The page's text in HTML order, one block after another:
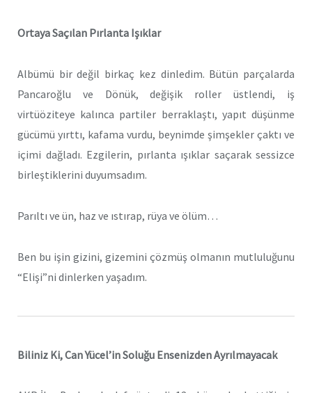
Ortaya Saçılan Pırlanta Işıklar
Albümü bir değil birkaç kez dinledim. Bütün parçalarda
Pancaroğlu ve Dönük, değişik roller üstlendi, iş
virtüöziteye kalınca partiler berraklaştı, yapıt düşünme
gücümü yırttı, kafama vurdu, beynimde şimşekler çaktı ve
içimi dağladı. Ezgilerin, pırlanta ışıklar saçarak sessizce
birleştiklerini duyumsadım.
Parıltı ve ün, haz ve ıstırap, rüya ve ölüm…
Ben bu işin gizini, gizemini çözmüş olmanın mutluluğunu
“Elişi”ni dinlerken yaşadım.
Biliniz Ki, Can Yücel’in Soluğu Ensenizden Ayrılmayacak